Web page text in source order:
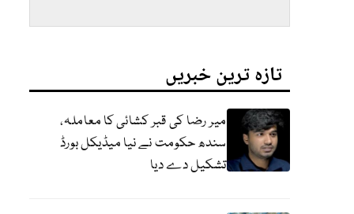
تازہ ترین خبریں
میر رضا کی قبر کشائی کا معاملہ،
سندھ حکومت نے نیا میڈیکل بورڈ
تشکیل دے دیا